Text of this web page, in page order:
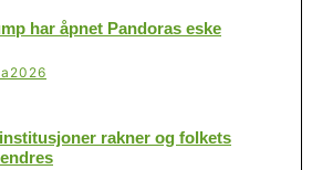
har åpnet Pandoras eske
rakner og folkets